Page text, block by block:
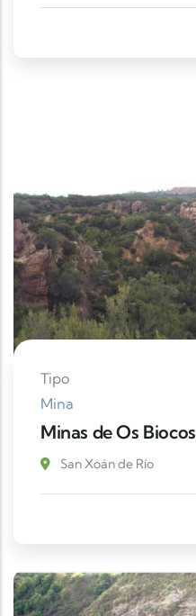
Tipo
Mina
Minas de Os Biocos
San Xoán de Río